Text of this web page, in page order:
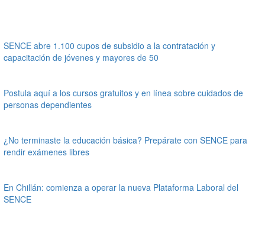
SENCE abre 1.100 cupos de subsidio a la contratación y
capacitación de jóvenes y mayores de 50
Postula aquí a los cursos gratuitos y en línea sobre cuidados de
personas dependientes
¿No terminaste la educación básica? Prepárate con SENCE para
rendir exámenes libres
En Chillán: comienza a operar la nueva Plataforma Laboral del
SENCE